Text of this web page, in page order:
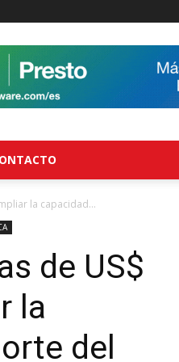
la capacidad...
de US$
la
del